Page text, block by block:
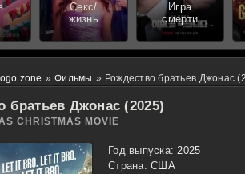
Секс/
жизнь
Игра
смерти
» Фильмы » Рождество братьев Джонас
братьев Джонас (2025)
CHRISTMAS MOVIE
Год выпуска: 2025
Страна: США